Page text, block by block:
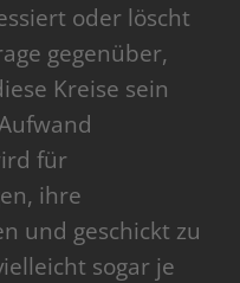
oder löscht
gegenüber,
Kreise sein
für
ihre
und geschickt zu
sogar je